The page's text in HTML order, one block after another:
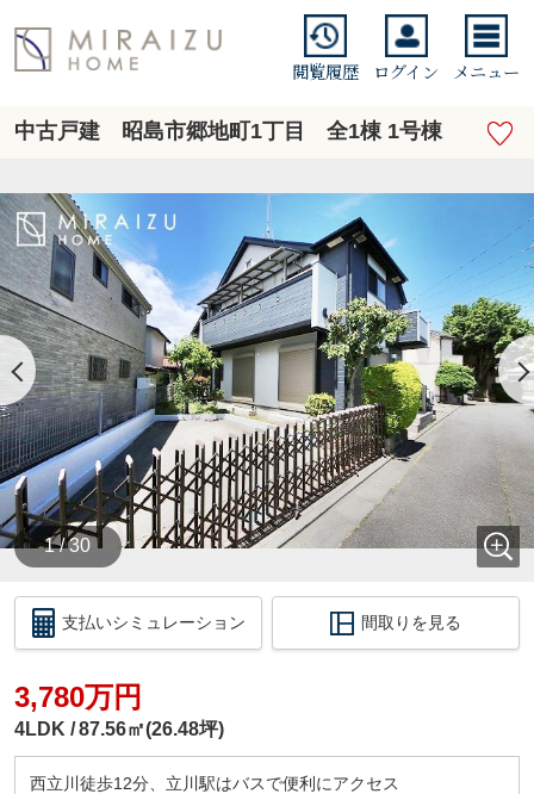
閲覧履歴 ログイン メニュー
中古戸建 昭島市郷地町1丁目 全1棟 1号棟
1 / 30
支払いシミュレーション 間取りを見る
3,780万円
4LDK 87.56㎡(26.48坪)
西立川徒歩12分、立川駅はバスで便利にアクセス